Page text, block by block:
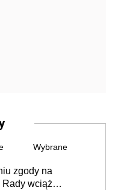
Wybrane
zgody na
Rady wciąż